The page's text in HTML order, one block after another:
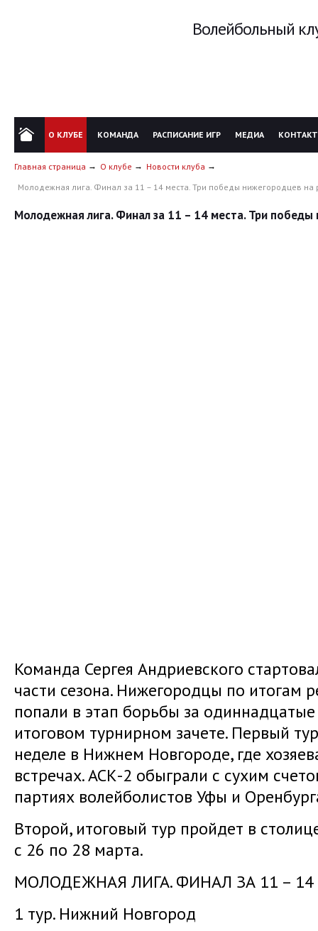
Волейбольный
О КЛУБЕ КОМАНДА РАСПИСАНИЕ ИГР МЕДИА
Главная страница О клубе
Новости клуба
Молодежная лига. Финал за 11 – 14 места. Три победы нижегородцев
Молодежная лига. Финал за 11 – 14 места. Три
Команда Сергея Андриевского
части сезона. Нижегородцы по итогам
попали в этап борьбы за
итоговом турнирном зачете. Первый
неделе в Нижнем Новгороде, где
встречах. АСК-2 обыграли с сухим
партиях волейболистов Уфы и
Второй, итоговый тур пройдет в
с 26 по 28 марта.
МОЛОДЕЖНАЯ ЛИГА. ФИНАЛ ЗА 11 –
1 тур. Нижний Новгород